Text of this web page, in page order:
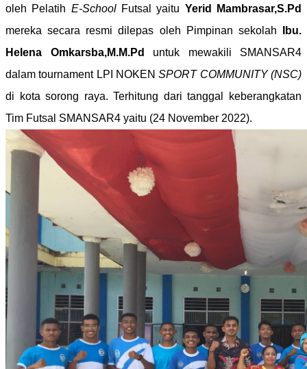
oleh Pelatih E-SchoolFutsal yaitu Yerid Mambrasar,S.Pd
mereka secara resmi dilepas oleh Pimpinan sekolah
Ibu.
Helena Omkarsba,M.M.Pd
untuk mewakili SMANSAR4
dalam tournament LPI NOKENSPORT COMMUNITY (NSC)
di kota sorong raya. Terhitung dari tanggal keberangkatan
Tim Futsal SMANSAR4 yaitu (24 November 2022).